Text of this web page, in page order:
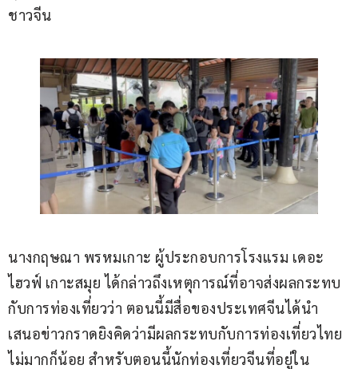
ชาวจีน
นางกฤษณา พรหมเกาะ ผู้ประกอบการโรงแรม เดอะ
ไฮวฟ์ เกาะสมุย ได้กล่าวถึงเหตุการณ์ที่อาจส่งผลกระทบ
กับการท่องเที่ยวว่า ตอนนี้มีสื่อของประเทศจีนได้นำ
เสนอข่าวกราดยิงคิดว่ามีผลกระทบกับการท่องเที่ยวไทย
ไม่มากก็น้อย สำหรับตอนนี้นักท่องเที่ยวจีนที่อยู่ใน